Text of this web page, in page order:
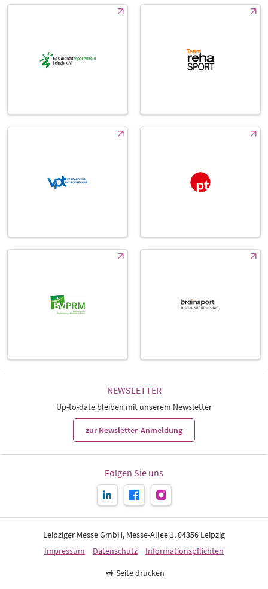
NEWSLETTER
Up-to-date bleiben mit unserem Newsletter
zur Newsletter-Anmeldung
Folgen Sie uns
Leipziger Messe GmbH, Messe-Allee 1, 04356 Leipzig
Impressum
Datenschutz Informationspflichten
Seite drucken